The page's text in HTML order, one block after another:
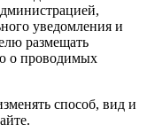
уведомления и
размещать
о проводимых
способ, вид и